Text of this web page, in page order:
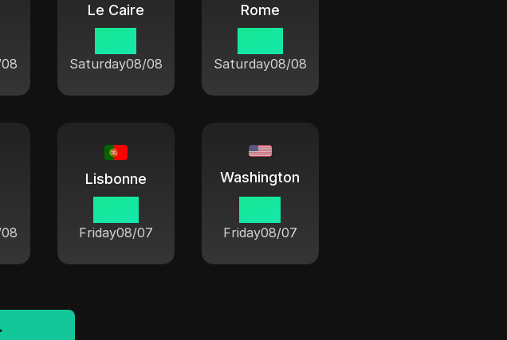
Le Caire
Saturday08/08
Rome
Saturday08/08
Lisbonne
Friday08/07
Washington
Friday08/07